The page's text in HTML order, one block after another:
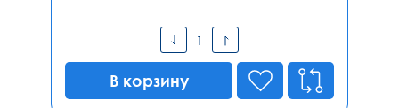
В корзину